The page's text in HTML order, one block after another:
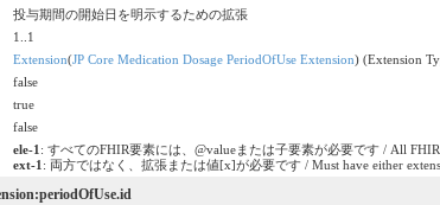
投与期間の開始日を明示するための拡張
1..1
Extension(JP Core Medication Dosage PeriodOfUse Extension) (Extension
false
true
false
ele-1 : すべてのFHIR要素には、@valueまたは子要素が必要です / All
ext-1 : 両方ではなく、拡張または値[x]が必要です / Must have either